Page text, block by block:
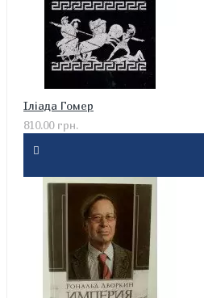
Іліада Гомер
810.00 грн.